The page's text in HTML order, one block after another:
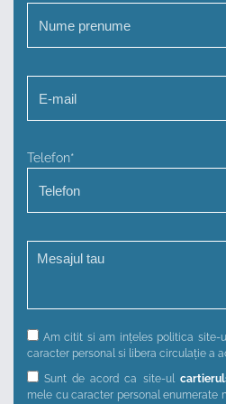
Telefon*
Am citit si am ințeles politica site-
caracter personal si libera circulație a
Sunt de acord ca site-ul
mele cu caracter personal enumerate